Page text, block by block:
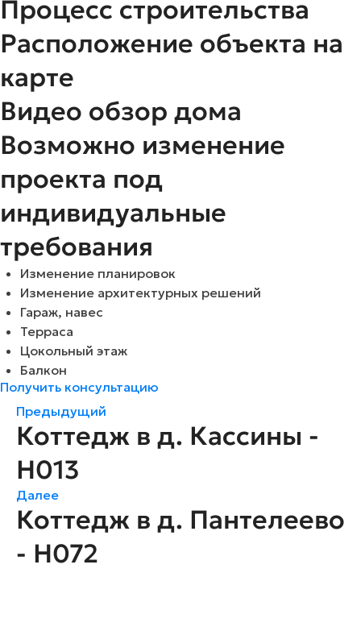
Процесс строительства
Расположение объекта на
карте
Видео обзор дома
Возможно изменение
проекта под
индивидуальные
требования
Изменение планировок
Изменение архитектурных решений
Гараж, навес
Терраса
Цокольный этаж
Балкон
Получить консультацию
Предыдущий
Коттедж в д. Кассины -
H013
Далее
Коттедж в д. Пантелеево
- H072